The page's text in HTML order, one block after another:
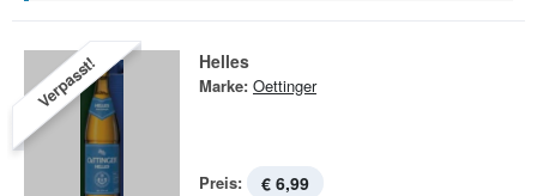
Verpasst! Helles
Marke: Oettinger
Preis: € 6,99